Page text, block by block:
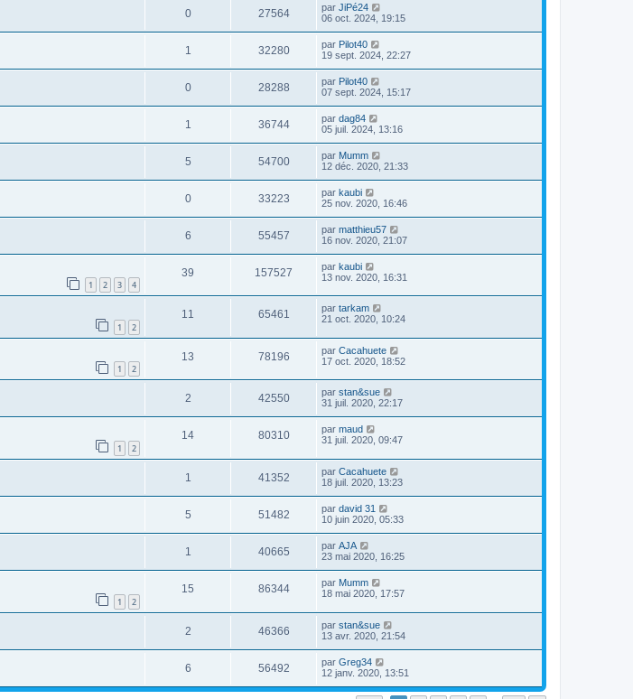
0 27564 par JiPé24
06 oct. 2024, 19:15
1 32280 par Pilot40
19 sept. 2024, 22:27
0 28288 par Pilot40
07 sept. 2024, 15:17
1 36744 par dag84
05 juil. 2024, 13:16
5 54700 par Mumm
12 déc. 2020, 21:33
0 33223 par kaubi
25 nov. 2020, 16:46
6 55457 par matthieu57
16 nov. 2020, 21:07
1 2 3 4
39 157527 par kaubi
13 nov. 2020, 16:31
1 2
11 65461 par tarkam
21 oct. 2020, 10:24
1 2
13 78196 par Cacahuete
17 oct. 2020, 18:52
2 42550 par stan&sue
31 juil. 2020, 22:17
1 2
14 80310 par maud
31 juil. 2020, 09:47
1 41352 par Cacahuete
18 juil. 2020, 13:23
5 51482 par david 31
10 juin 2020, 05:33
1 40665 par AJA
23 mai 2020, 16:25
1 2
15 86344 par Mumm
18 mai 2020, 17:57
2 46366 par stan&sue
13 avr. 2020, 21:54
6 56492 par Greg34
12 janv. 2020, 13:51